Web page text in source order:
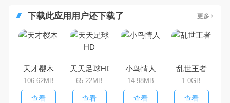
下载此应用用户还下载了 更多
天才樱木
106.62MB
查看
天天足球HD
65.22MB
查看
小鸟情人
14.98MB
查看
乱世王者
1.0GB
查看